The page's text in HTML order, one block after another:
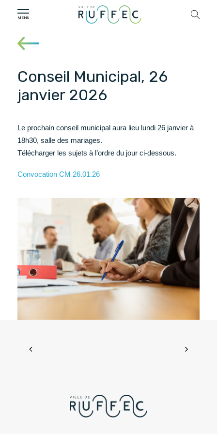
Conseil Municipal, 26
janvier 2026
Le prochain conseil municipal aura lieu lundi 26 janvier à
18h30, salle des mariages.
Télécharger les sujets à l’ordre du jour ci-dessous.
Convocation CM 26.01.26